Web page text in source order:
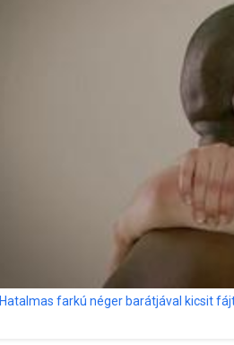
Hatalmas farkú néger barátjával kicsit